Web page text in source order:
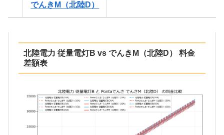
でんきM（北陸D）
北陸電力 従量電灯B vs でんきM（北陸D） 料金
差額表